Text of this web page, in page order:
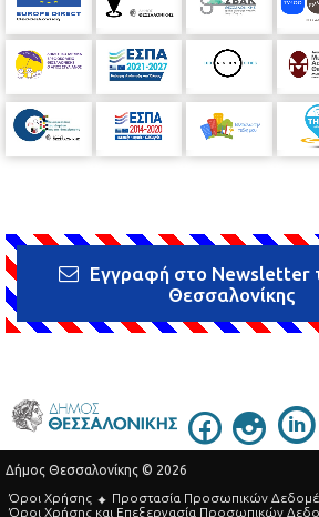
Εγγραφή στο Newsletter
Θεσσαλονίκης
Δήμος Θεσσαλονίκης © 2026
Όροι Χρήσης
Προστασία Προσωπικών
Όροι Xρήσης και Eπεξεργασία Προσωπικών